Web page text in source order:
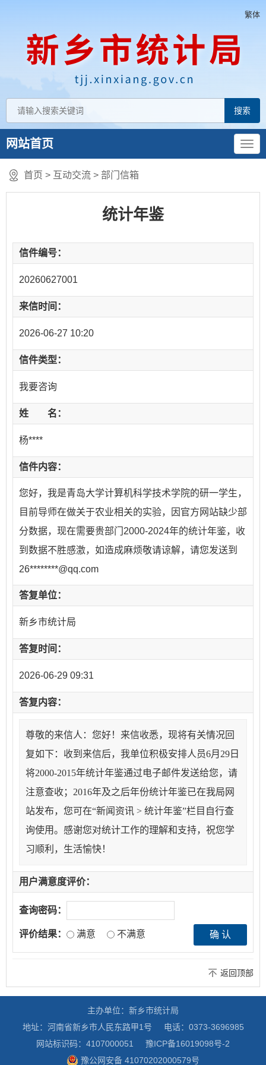
繁体
网站首页
首页 > 互动交流 > 部门信箱
统计年鉴
信件编号：
20260627001
来信时间：
2026-06-27 10:20
信件类型：
我要咨询
姓 名：
杨****
信件内容：
您好，我是青岛大学计算机科学技术学院的研一学生，
目前导师在做关于农业相关的实验，因官方网站缺少部
分数据，现在需要贵部门2000-2024年的统计年鉴，收
到数据不胜感激，如造成麻烦敬请谅解，请您发送到
26********@qq.com
答复单位：
新乡市统计局
答复时间：
2026-06-29 09:31
答复内容：
尊敬的来信人：您好！来信收悉，现将有关情况回
复如下：收到来信后，我单位积极安排人员6月29日
将2000-2015年统计年鉴通过电子邮件发送给您，请
注意查收；2016年及之后年份统计年鉴已在我局网
站发布，您可在“新闻资讯 > 统计年鉴”栏目自行查
询使用。感谢您对统计工作的理解和支持，祝您学
习顺利，生活愉快！
用户满意度评价：
查询密码：
评价结果： 满意 不满意
返回顶部
主办单位：新乡市统计局
地址：河南省新乡市人民东路甲1号
电话：0373-3696985
网站标识码：4107000051
豫ICP备16019098号-2
豫公网安备 41070202000579号